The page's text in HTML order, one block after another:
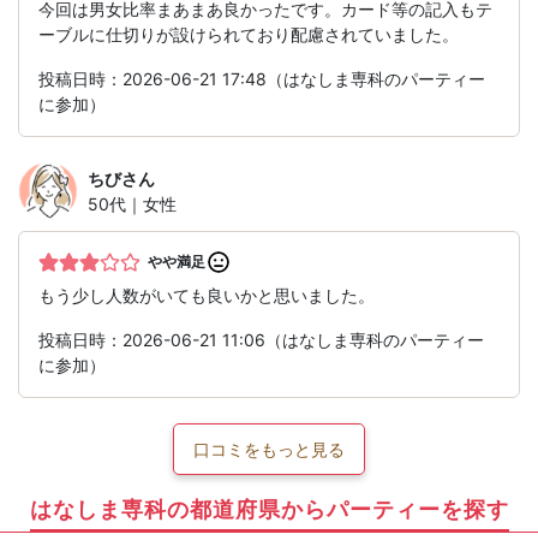
今回は男女比率まあまあ良かったです。カード等の記入もテ
ーブルに仕切りが設けられており配慮されていました。
投稿日時：2026-06-21 17:48（はなしま専科のパーティー
に参加）
ちびさん
50代｜女性
やや満足
もう少し人数がいても良いかと思いました。
投稿日時：2026-06-21 11:06（はなしま専科のパーティー
に参加）
口コミをもっと見る
はなしま専科の都道府県からパーティーを探す